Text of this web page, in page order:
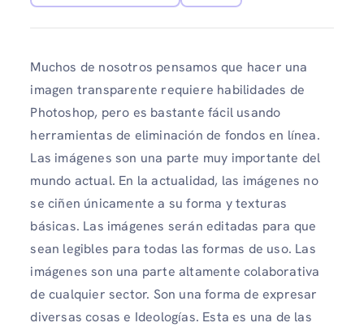
Muchos de nosotros pensamos que hacer una
imagen transparente requiere habilidades de
Photoshop, pero es bastante fácil usando
herramientas de eliminación de fondos en línea.
Las imágenes son una parte muy importante del
mundo actual. En la actualidad, las imágenes no
se ciñen únicamente a su forma y texturas
básicas. Las imágenes serán editadas para que
sean legibles para todas las formas de uso. Las
imágenes son una parte altamente colaborativa
de cualquier sector. Son una forma de expresar
diversas cosas e Ideologías. Esta es una de las